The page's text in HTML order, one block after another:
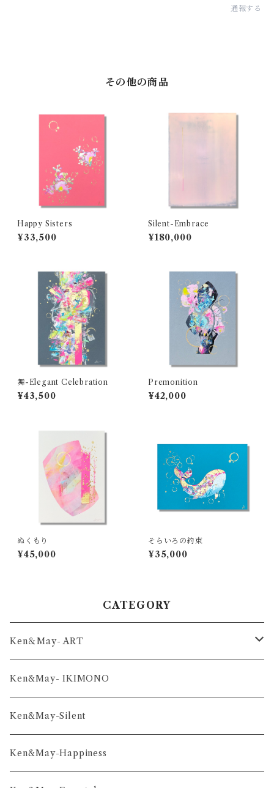
通報する
その他の商品
Happy Sisters
¥33,500
Silent-Embrace
¥180,000
舞-Elegant Celebration
¥43,500
Premonition
¥42,000
ぬくもり
¥45,000
そらいろの約束
¥35,000
CATEGORY
Ken＆May- ART
舞-series
凛-series
雅-series
Ken&May- IKIMONO
Ken&May-Silent
Ken&May-Happiness